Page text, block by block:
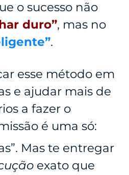
o sucesso não
duro”, mas no
.
esse método em
e ajudar mais de
a fazer o
é uma só:
Mas te entregar
exato que